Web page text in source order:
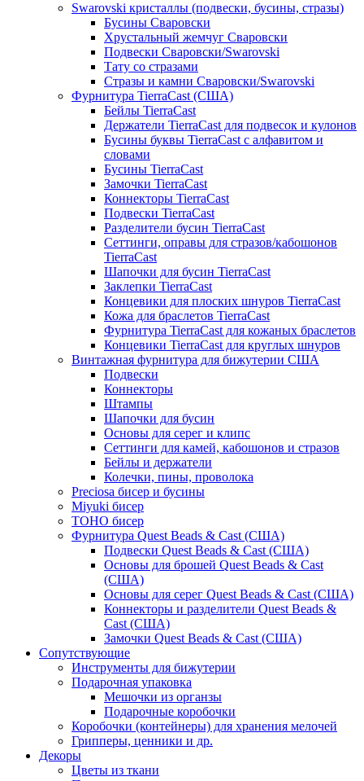
Swarovski кристаллы (подвески, бусины, стразы)
Бусины Сваровски
Хрустальный жемчуг Сваровски
Подвески Сваровски/Swarovski
Тату со стразами
Стразы и камни Сваровски/Swarovski
Фурнитура TierraCast (США)
Бейлы TierraCast
Держатели TierraCast для подвесок и кулонов
Бусины буквы TierraCast с алфавитом и
словами
Бусины TierraCast
Замочки TierraCast
Коннекторы TierraCast
Подвески TierraCast
Разделители бусин TierraCast
Сеттинги, оправы для стразов/кабошонов
TierraCast
Шапочки для бусин TierraCast
Заклепки TierraCast
Концевики для плоских шнуров TierraCast
Кожа для браслетов TierraCast
Фурнитура TierraCast для кожаных браслетов
Концевики TierraCast для круглых шнуров
Винтажная фурнитура для бижутерии США
Подвески
Коннекторы
Штампы
Шапочки для бусин
Основы для серег и клипс
Сеттинги для камей, кабошонов и стразов
Бейлы и держатели
Колечки, пины, проволока
Preciosa бисер и бусины
Miyuki бисер
TOHO бисер
Фурнитура Quest Beads & Cast (США)
Подвески Quest Beads & Cast (США)
Основы для брошей Quest Beads & Cast
(США)
Основы для серег Quest Beads & Cast (США)
Коннекторы и разделители Quest Beads &
Cast (США)
Замочки Quest Beads & Cast (США)
Сопутствующие
Инструменты для бижутерии
Подарочная упаковка
Мешочки из органзы
Подарочные коробочки
Коробочки (контейнеры) для хранения мелочей
Грипперы, ценники и др.
Декоры
Цветы из ткани